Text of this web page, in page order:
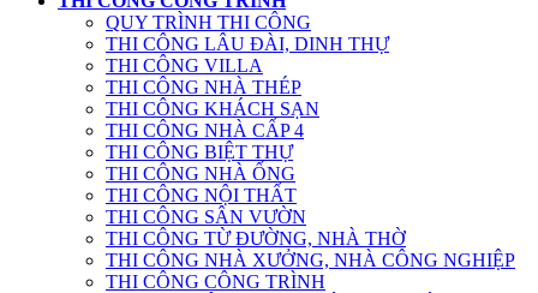
QUY TRÌNH THI CÔNG
THI CÔNG LÂU ĐÀI, DINH THỰ
THI CÔNG VILLA
THI CÔNG NHÀ THÉP
THI CÔNG KHÁCH SẠN
THI CÔNG NHÀ CẤP 4
THI CÔNG BIỆT THỰ
THI CÔNG NHÀ ỐNG
THI CÔNG NỘI THẤT
THI CÔNG SÂN VƯỜN
THI CÔNG TỪ ĐƯỜNG, NHÀ THỜ
THI CÔNG NHÀ XƯỞNG, NHÀ CÔNG NGHIỆP
THI CÔNG CÔNG TRÌNH